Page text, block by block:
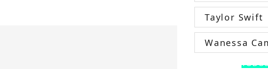
Taylor Swift
Wanessa